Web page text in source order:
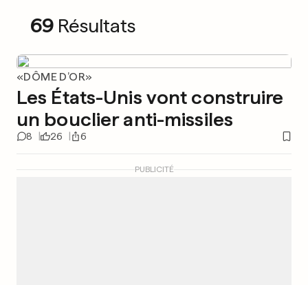
69 Résultats
«DÔME D’OR»
Les États-Unis vont construire
un bouclier anti-missiles
8 26 6
PUBLICITÉ